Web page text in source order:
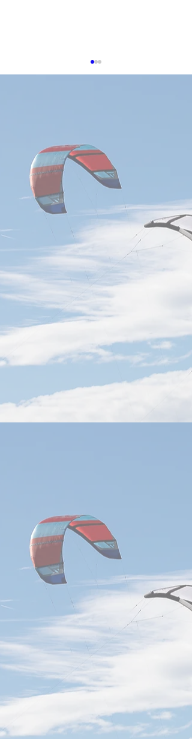
援タスクフォース」を立ち上
げ、初期段階として3か月間
の運用を開始した。また、中
小企業向けに三つの為替リス
クヘッジ手段を推奨し、為替
変動による影響の緩和と経営
の安定化を図る方針...